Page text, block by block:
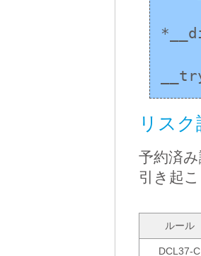
リス
予約済
引き起
ルール
DCL37-C